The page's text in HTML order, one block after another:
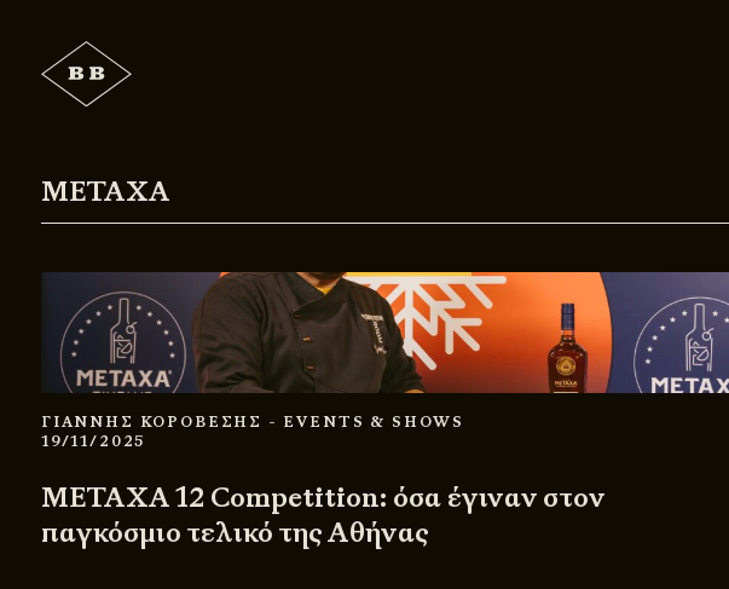
METAXA
ΓΙΑΝΝΗΣ ΚΟΡΟΒΕΣΗΣ - EVENTS & SHOWS
19/11/2025
METAXA 12 Competition: όσα έγιναν στον
παγκόσμιο τελικό της Αθήνας